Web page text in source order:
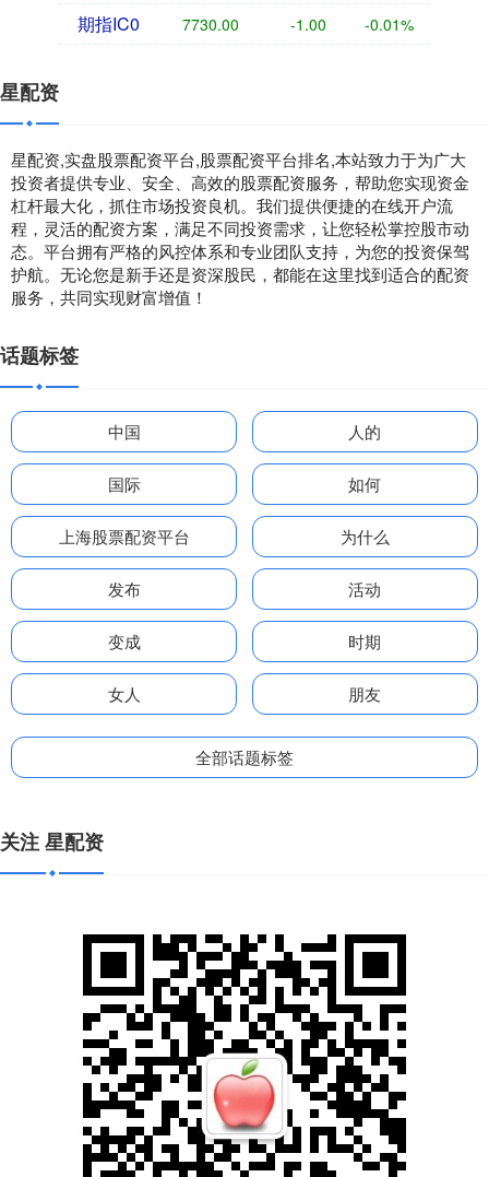
期指IC0 7730.00 -1.00 -0.01%
星配资
星配资,实盘股票配资平台,股票配资平台排名,本站致力于为广大
投资者提供专业、安全、高效的股票配资服务，帮助您实现资金
杠杆最大化，抓住市场投资良机。我们提供便捷的在线开户流
程，灵活的配资方案，满足不同投资需求，让您轻松掌控股市动
态。平台拥有严格的风控体系和专业团队支持，为您的投资保驾
护航。无论您是新手还是资深股民，都能在这里找到适合的配资
服务，共同实现财富增值！
话题标签
中国 人的
国际 如何
上海股票配资平台 为什么
发布 活动
变成 时期
女人 朋友
全部话题标签
关注 星配资